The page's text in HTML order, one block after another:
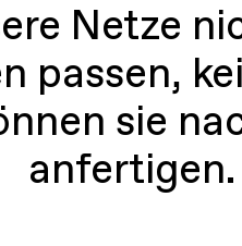
Netze
passen,
sie
anfertigen.